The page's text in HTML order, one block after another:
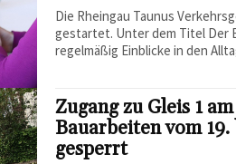
Die Rheingau Taunus
gestartet. Unter dem Titel Der
regelmäßig Einblicke in den
Zugang zu Gleis 1
Bauarbeiten vom
gesperrt